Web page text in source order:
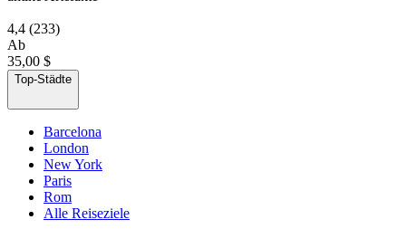
4,4 (233)
Ab
35,00 $
Top-Städte
Barcelona
London
New York
Paris
Rom
Alle Reiseziele